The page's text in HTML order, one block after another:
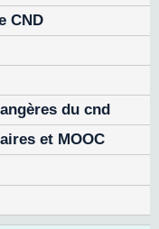
CND
du cnd
et MOOC